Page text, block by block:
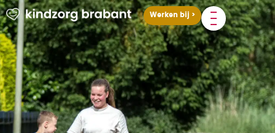
Werken bij >